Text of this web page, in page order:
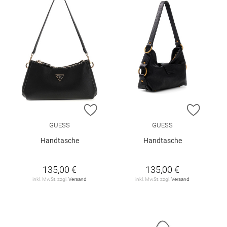
ZUR WUNSCHLISTE HINZUFÜGEN
GUESS
Handtasche
135,00 €
inkl. MwSt. zzgl. Versand
ZUR
GUESS
Handtasche
135,00 €
inkl. MwSt. zzgl. Versand